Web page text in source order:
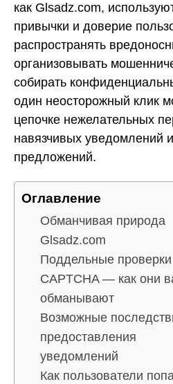
как Glsadz.com,
привычки и доверие
распространять
организовывать
собирать
один неосторожный клик
цепочке нежелательных
навязчивых уведомлений
предложений.
Оглавление
Обманчивая природа
Glsadz.com
Поддельные проверки
CAPTCHA — как они
обманывают
Возможные
предоставления
уведомлений
Как пользователи